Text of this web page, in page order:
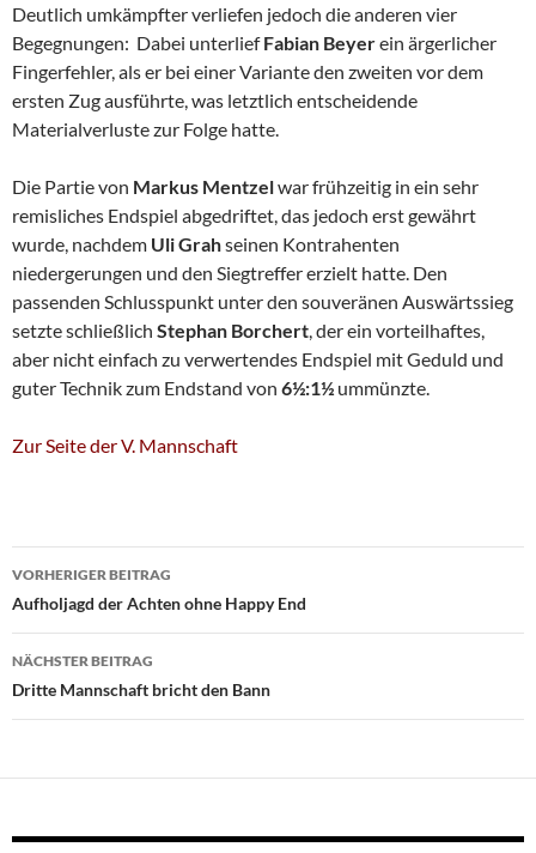
Deutlich umkämpfter verliefen jedoch die anderen vier
Begegnungen: Dabei unterliefFabian Beyerein ärgerlicher
Fingerfehler, als er bei einer Variante den zweiten vor dem
ersten Zug ausführte, was letztlich entscheidende
Materialverluste zur Folge hatte.
Die Partie von Markus Mentzelwar frühzeitig in ein sehr
remisliches Endspiel abgedriftet, das jedoch erst gewährt
wurde, nachdem Uli Grahseinen Kontrahenten
niedergerungen und den Siegtreffer erzielt hatte. Den
passenden Schlusspunkt unter den souveränen Auswärtssieg
setzte schließlich Stephan Borchert, der ein vorteilhaftes,
aber nicht einfach zu verwertendes Endspiel mit Geduld und
guter Technik zum Endstand von 6½:1½ ummünzte.
Zur Seite der V. Mannschaft
Beitragsnavigation
VORHERIGER BEITRAG
Aufholjagd der Achten ohne Happy End
NÄCHSTER BEITRAG
Dritte Mannschaft bricht den Bann